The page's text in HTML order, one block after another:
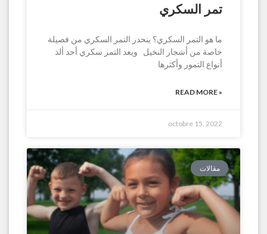
تمر السكري
ما هو التمر السكري؟ ينحدر التمر السكري من فصيلة
خاصة من أشجار النخيل ويعد التمر سكري أحد ألذ
أنواع التمور وأكثرها
READ MORE »
octobre 15, 2022
مقالات